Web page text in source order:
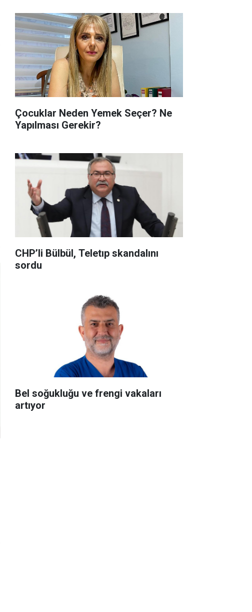
Çocuklar Neden Yemek Seçer? Ne
Yapılması Gerekir?
CHP’li Bülbül, Teletıp skandalını
sordu
Bel soğukluğu ve frengi vakaları
artıyor